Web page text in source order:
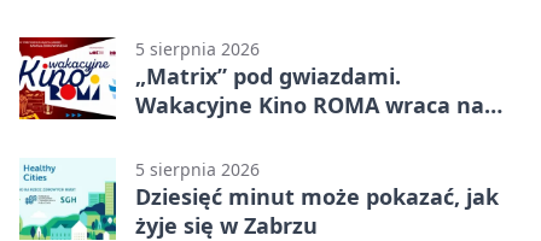
5 sierpnia 2026
„Matrix” pod gwiazdami.
Wakacyjne Kino ROMA wraca na
5 sierpnia 2026
Dziesięć minut może pokazać, jak
żyje się w Zabrzu